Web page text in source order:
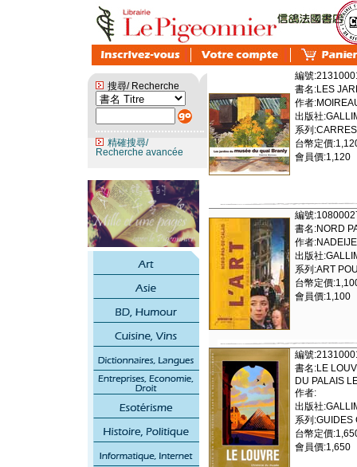
搜尋/ Recherche
精確搜尋/
Recherche avancée
編號
書名:LES
作者
出版社
系列
台幣定價
會員價:1,120
編號
書名:NORD
作者
出版社
系列:ART
台幣定價
會員價:1,100
編號
書名:LE
DU PALAIS
作者:
出版社
系列
台幣定價
會員價:1,650